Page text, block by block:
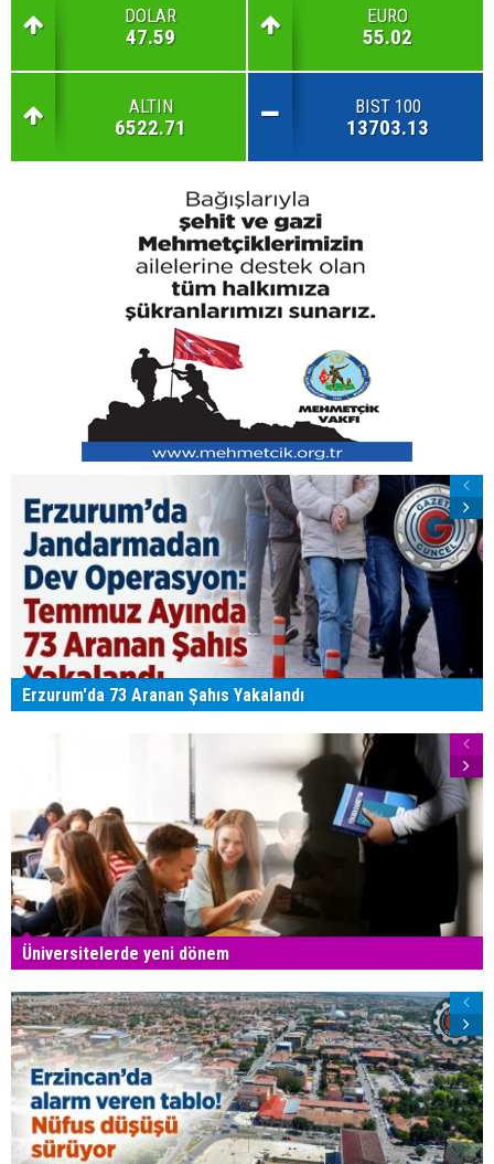
DOLAR
47.59
EURO
55.02
ALTIN
6522.71
BIST 100
13703.13
Erzurum'da 73 Aranan Şahıs Yakalandı
Üniversitelerde yeni dönem